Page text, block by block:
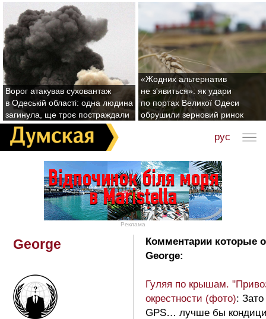
Ворог атакував суховантаж
в Одеській області: одна людина
загинула, ще троє постраждали
«Жодних альтернатив
не з'явиться»: як удари
по портах Великої Одеси
обрушили зерновий ринок
рус
Реклама
George
Комментарии которые
George:
Гуляя по крышам.
окрестности (фото): Зато
GPS… лучше бы